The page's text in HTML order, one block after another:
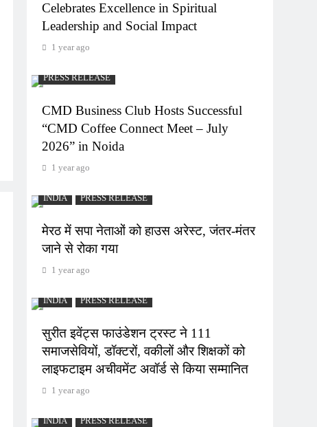
Celebrates Excellence in Spiritual
Leadership and Social Impact
1 year ago
PRESS RELEASE
CMD Business Club Hosts Successful
“CMD Coffee Connect Meet – July
2026” in Noida
1 year ago
INDIA PRESS RELEASE
मेरठ में सपा नेताओं को हाउस अरेस्ट, जंतर-मंतर
जाने से रोका गया
1 year ago
INDIA PRESS RELEASE
सुरीत इवेंट्स फाउंडेशन ट्रस्ट ने 111
समाजसेवियों, डॉक्टरों, वकीलों और शिक्षकों को
लाइफटाइम अचीवमेंट अवॉर्ड से किया सम्मानित
1 year ago
INDIA PRESS RELEASE